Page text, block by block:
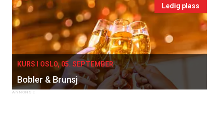
Ledig plass
KURS I OSLO, 05. SEPTEMBER
Bobler & Brunsj